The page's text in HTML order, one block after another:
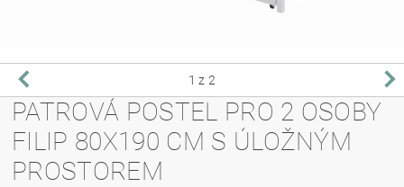
1 z 2
PATROVÁ POSTEL PRO 2 OSOBY
FILIP 80X190 CM S ÚLOŽNÝM
PROSTOREM